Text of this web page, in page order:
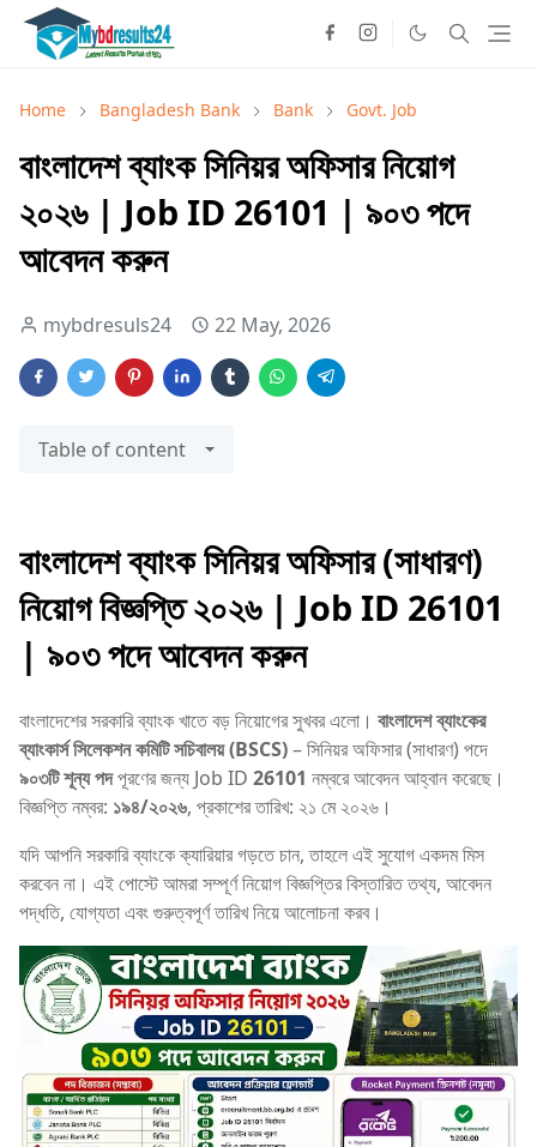
Home Bangladesh Bank Bank Govt. Job
বাংলাদেশ ব্যাংক সিনিয়র অফিসার নিয়োগ
২০২৬ | Job ID 26101 | ৯০৩ পদে
আবেদন করুন
mybdresuls24 22 May, 2026
Table of content
বাংলাদেশ ব্যাংক সিনিয়র অফিসার (সাধারণ)
নিয়োগ বিজ্ঞপ্তি ২০২৬ | Job ID 26101
| ৯০৩ পদে আবেদন করুন
বাংলাদেশের সরকারি ব্যাংক খাতে বড় নিয়োগের সুখবর এলো। বাংলাদেশ ব্যাংকের
ব্যাংকার্স সিলেকশন কমিটি সচিবালয় (BSCS)– সিনিয়র অফিসার (সাধারণ) পদে
৯০৩টি শূন্য পদপূরণের জন্য Job ID 26101 নম্বরে আবেদন আহ্বান করেছে।
বিজ্ঞপ্তি নম্বর: ১৯৪/২০২৬, প্রকাশের তারিখ: ২১ মে ২০২৬।
যদি আপনি সরকারি ব্যাংকে ক্যারিয়ার গড়তে চান, তাহলে এই সুযোগ একদম মিস
করবেন না। এই পোস্টে আমরা সম্পূর্ণ নিয়োগ বিজ্ঞপ্তির বিস্তারিত তথ্য, আবেদন
পদ্ধতি, যোগ্যতা এবং গুরুত্বপূর্ণ তারিখ নিয়ে আলোচনা করব।